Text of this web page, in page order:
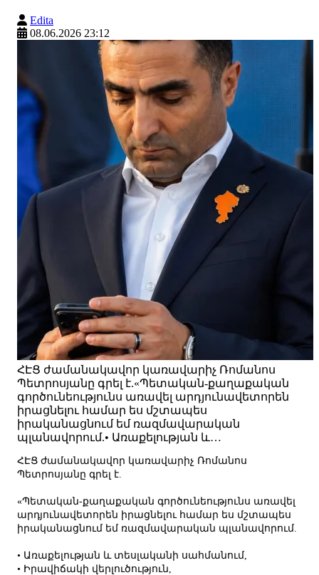
Edita
08.06.2026 23:12
ՀԷՑ ժամանակավոր կառավարիչ Ռոմանոս
Պետրոսյանը գրել է.«Պետական-քաղաքական
գործունեությունս առավել արդյունավետորեն
իրացնելու համար ես մշտապես
իրականացնում եմ ռազմավարական
պլանավորում.• Առաքելության և…
ՀԷՑ ժամանակավոր կառավարիչ Ռոմանոս
Պետրոսյանը գրել է.
«Պետական-քաղաքական գործունեությունս առավել
արդյունավետորեն իրացնելու համար ես մշտապես
իրականացնում եմ ռազմավարական պլանավորում.
• Առաքելության և տեսլականի սահմանում,
• Իրավիճակի վերլուծություն,